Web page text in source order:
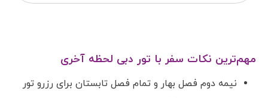
مهم‌ترین نکات سفر با تور دبی لحظه آخری
نیمه دوم فصل بهار و تمام فصل تابستان برای رزرو تور